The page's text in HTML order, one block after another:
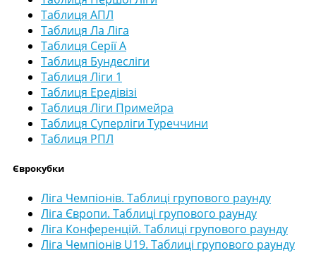
Таблиця АПЛ
Таблиця Ла Ліга
Таблиця Серії А
Таблиця Бундесліги
Таблиця Ліги 1
Таблиця Ередівізі
Таблиця Ліги Примейра
Таблиця Суперліги Туреччини
Таблиця РПЛ
Єврокубки
Ліга Чемпіонів. Таблиці групового раунду
Ліга Європи. Таблиці групового раунду
Ліга Конференцій. Таблиці групового раунду
Ліга Чемпіонів U19. Таблиці групового раунду